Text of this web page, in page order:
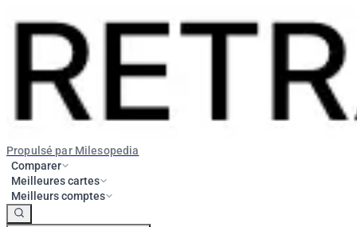
Propulsé par Milesopedia
Comparer
Meilleures cartes
Meilleurs comptes